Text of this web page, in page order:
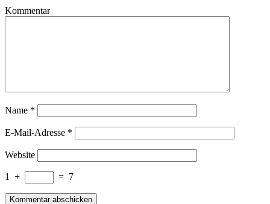
Kommentar
Name *
E-Mail-Adresse *
Website
1 + = 7